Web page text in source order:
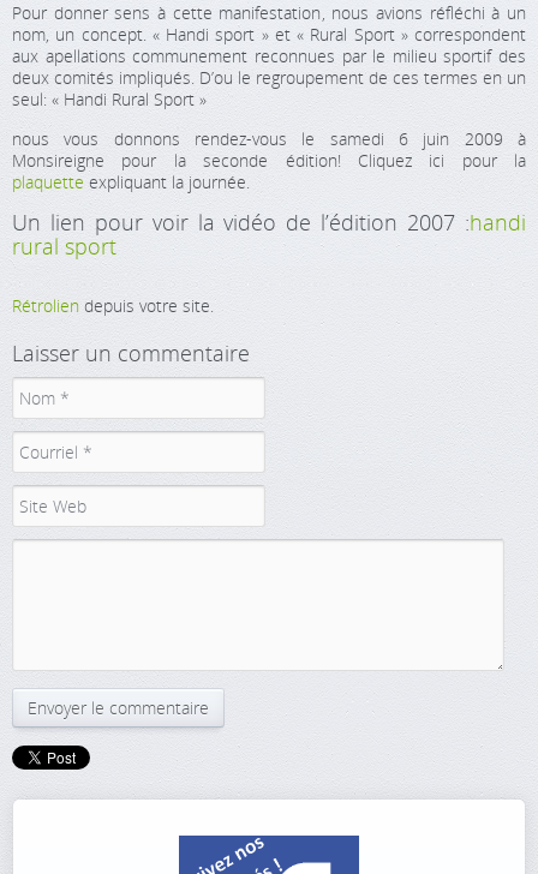
Pour donner sens à cette manifestation, nous avions réfléchi à un
nom, un concept. « Handi sport » et « Rural Sport » correspondent
aux apellations communement reconnues par le milieu sportif des
deux comités impliqués. D’ou le regroupement de ces termes en un
seul: « Handi Rural Sport »
nous vous donnons rendez-vous le samedi 6 juin 2009 à
Monsireigne pour la seconde édition! Cliquez ici pour la
plaquette expliquant la journée.
Un lien pour voir la vidéo de l’édition 2007 :handi
rural sport
Rétrolien depuis votre site.
Laisser un commentaire